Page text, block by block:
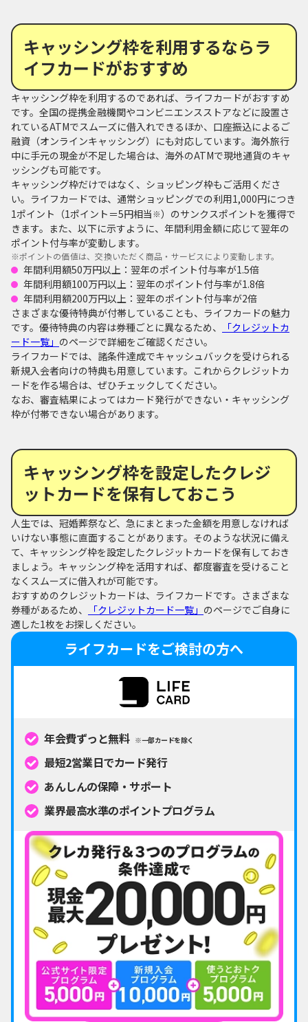
キャッシング枠を利用するならラ
イフカードがおすすめ
キャッシング枠を利用するのであれば、ライフカードがおすすめ
です。全国の提携金融機関やコンビニエンスストアなどに設置さ
れているATMでスムーズに借入れできるほか、口座振込によるご
融資（オンラインキャッシング）にも対応しています。海外旅行
中に手元の現金が不足した場合は、海外のATMで現地通貨のキャ
ッシングも可能です。
キャッシング枠だけではなく、ショッピング枠もご活用くださ
い。ライフカードでは、通常ショッピングでの利用1,000円につき
1ポイント（1ポイント＝5円相当※）のサンクスポイントを獲得で
きます。また、以下に示すように、年間利用金額に応じて翌年の
ポイント付与率が変動します。
※ポイントの価値は、交換いただく商品・サービスにより変動します。
年間利用額50万円以上：翌年のポイント付与率が1.5倍
年間利用額100万円以上：翌年のポイント付与率が1.8倍
年間利用額200万円以上：翌年のポイント付与率が2倍
さまざまな優待特典が付帯していることも、ライフカードの魅力
です。優待特典の内容は券種ごとに異なるため、
「クレジットカ
ード一覧」 のページで詳細をご確認ください。
ライフカードでは、諸条件達成でキャッシュバックを受けられる
新規入会者向けの特典も用意しています。これからクレジットカ
ードを作る場合は、ぜひチェックしてください。
なお、審査結果によってはカード発行ができない・キャッシング
枠が付帯できない場合があります。
キャッシング枠を設定したクレジ
ットカードを保有しておこう
人生では、冠婚葬祭など、急にまとまった金額を用意しなければ
いけない事態に直面することがあります。そのような状況に備え
て、キャッシング枠を設定したクレジットカードを保有しておき
ましょう。キャッシング枠を活用すれば、都度審査を受けること
なくスムーズに借入れが可能です。
おすすめのクレジットカードは、ライフカードです。さまざまな
券種があるため、
「クレジットカード一覧」 のページでご自身に
適した1枚をお探しください。
ライフカードをご検討の方へ
年会費ずっと無料 ※一部カードを除く
最短2営業日でカード発行
あんしんの保障・サポート
業界最高水準のポイントプログラム